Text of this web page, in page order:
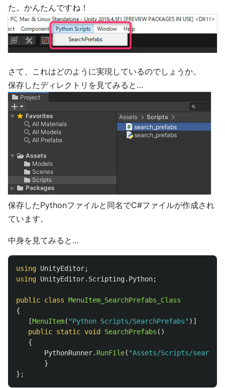
た。かんたんですね！
さて、これはどのように実現しているのでしょうか。
保存したディレクトリを見てみると…
保存したPythonファイルと同名でC#ファイルが作成され
ています。
中身を見てみると…
using UnityEditor;
using UnityEditor.Scripting.Python;
public class MenuItem_SearchPrefabs_Class
{
[MenuItem( "Python Scripts/SearchPrefabs" )]
public static void SearchPrefabs ()
{
PythonRunner. RunFile( "Assets/Scripts/
}
};